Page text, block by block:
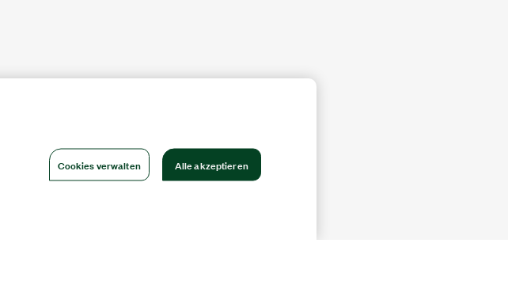
Cookies verwalten Alle akzeptieren